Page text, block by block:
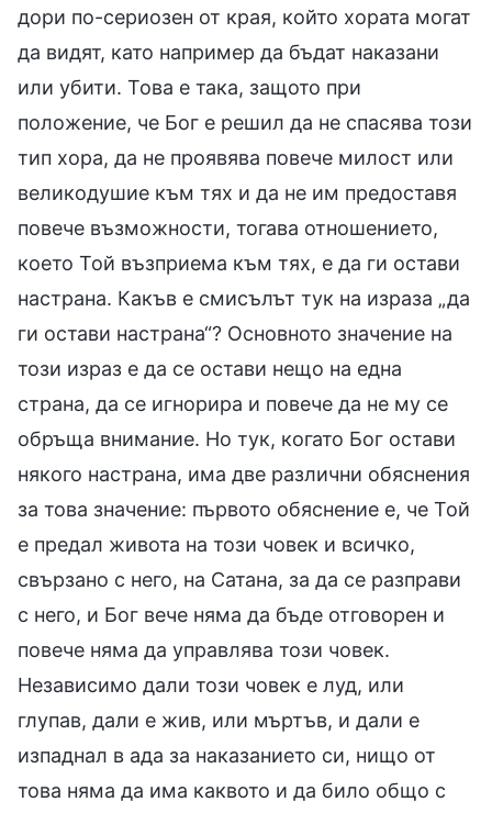
дори по-сериозен от края, който хората могат
да видят, като например да бъдат наказани
или убити. Това е така, защото при
положение, че Бог е решил да не спасява този
тип хора, да не проявява повече милост или
великодушие към тях и да не им предоставя
повече възможности, тогава отношението,
което Той възприема към тях, е да ги остави
настрана. Какъв е смисълът тук на израза „да
ги остави настрана“? Основното значение на
този израз е да се остави нещо на една
страна, да се игнорира и повече да не му се
обръща внимание. Но тук, когато Бог остави
някого настрана, има две различни обяснения
за това значение: първото обяснение е, че Той
е предал живота на този човек и всичко,
свързано с него, на Сатана, за да се разправи
с него, и Бог вече няма да бъде отговорен и
повече няма да управлява този човек.
Независимо дали този човек е луд, или
глупав, дали е жив, или мъртъв, и дали е
изпаднал в ада за наказанието си, нищо от
това няма да има каквото и да било общо с